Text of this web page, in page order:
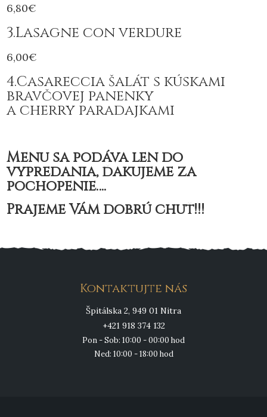
6,80€
3.Lasagne con verdure
6,00€
4.Casareccia šalát s kúskami
bravčovej panenky
a cherry paradajkami
Menu sa podáva len do
vypredania, ďakujeme za
pochopenie….
Prajeme Vám dobrú chuť!!!
Kontaktujte nás
Špitálska 2, 949 01 Nitra
+421 918 374 132
Pon - Sob: 10:00 - 00:00 hod
Ned: 10:00 - 18:00 hod